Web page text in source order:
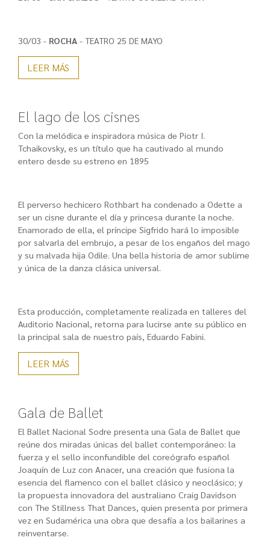
30/03 - ROCHA - TEATRO 25 DE MAYO
LEER MÁS
El lago de los cisnes
Con la melódica e inspiradora música de Piotr I.
Tchaikovsky, es un título que ha cautivado al mundo
entero desde su estreno en 1895
El perverso hechicero Rothbart ha condenado a Odette a
ser un cisne durante el día y princesa durante la noche.
Enamorado de ella, el príncipe Sigfrido hará lo imposible
por salvarla del embrujo, a pesar de los engaños del mago
y su malvada hija Odile. Una bella historia de amor sublime
y única de la danza clásica universal.
Esta producción, completamente realizada en talleres del
Auditorio Nacional, retorna para lucirse ante su público en
la principal sala de nuestro país, Eduardo Fabini.
LEER MÁS
Gala de Ballet
El Ballet Nacional Sodre presenta una Gala de Ballet que
reúne dos miradas únicas del ballet contemporáneo: la
fuerza y el sello inconfundible del coreógrafo español
Joaquín de Luz con Anacer, una creación que fusiona la
esencia del flamenco con el ballet clásico y neoclásico; y
la propuesta innovadora del australiano Craig Davidson
con The Stillness That Dances, quien presenta por primera
vez en Sudamérica una obra que desafía a los bailarines a
reinventarse.